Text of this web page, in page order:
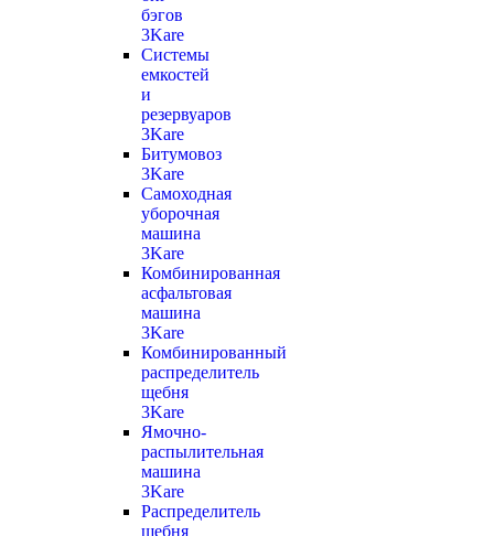
бэгов
3Kare
Системы
емкостей
и
резервуаров
3Kare
Битумовоз
3Kare
Самоходная
уборочная
машина
3Kare
Комбинированная
асфальтовая
машина
3Kare
Комбинированный
распределитель
щебня
3Kare
Ямочно-
распылительная
машина
3Kare
Распределитель
щебня